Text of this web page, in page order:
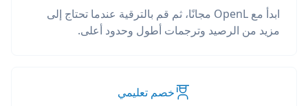
ابدأ مع OpenL مجانًا، ثم قم بالترقية عندما تحتاج إلى
مزيد من الرصيد وترجمات أطول وحدود أعلى.
خصم تعليمي